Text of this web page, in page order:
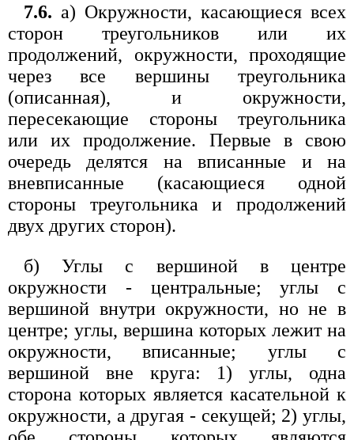
7.6. а) Окружности, касающиеся всех
сторон треугольников или их
продолжений, окружности, проходящие
через все вершины треугольника
(описанная), и окружности,
пересекающие стороны треугольника
или их продолжение. Первые в свою
очередь делятся на вписанные и на
вневписанные (касающиеся одной
стороны треугольника и продолжений
двух других сторон).
б) Углы с вершиной в центре
окружности - центральные; углы с
вершиной внутри окружности, но не в
центре; углы, вершина которых лежит на
окружности, вписанные; углы с
вершиной вне круга: 1) углы, одна
сторона которых является касательной к
окружности, а другая - секущей; 2) углы,